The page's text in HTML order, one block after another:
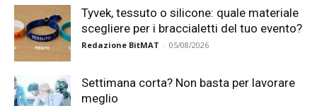
Tyvek, tessuto o silicone: quale materiale
scegliere per i braccialetti del tuo evento?
Redazione BitMAT - 05/08/2026
Settimana corta? Non basta per lavorare
meglio